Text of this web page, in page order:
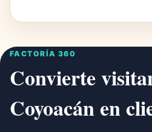
FACTORÍA 360
Convierte
Coyoacán en